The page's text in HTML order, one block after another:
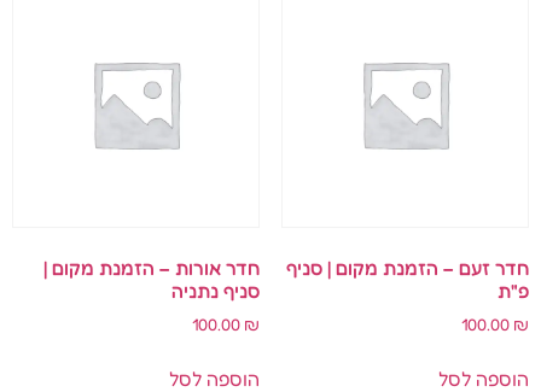
חדר זעם – הזמנת מקום | סניף
פ"ת
100.00 ₪
הוספה לסל
חדר אורות – הזמנת מקום |
סניף נתניה
100.00 ₪
הוספה לסל